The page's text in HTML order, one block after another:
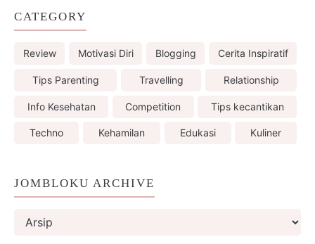
CATEGORY
Review Motivasi Diri Blogging Cerita Inspiratif
Tips Parenting Travelling Relationship
Info Kesehatan Competition Tips kecantikan
Techno Kehamilan Edukasi Kuliner
JOMBLOKU ARCHIVE